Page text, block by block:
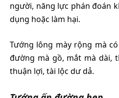
người, năng lực phán đoán
dụng hoặc làm hại.
Tướng lông mày rộng mà
đường mà gồ, mắt mà dài,
thuận lợi, tài lộc dư dả.